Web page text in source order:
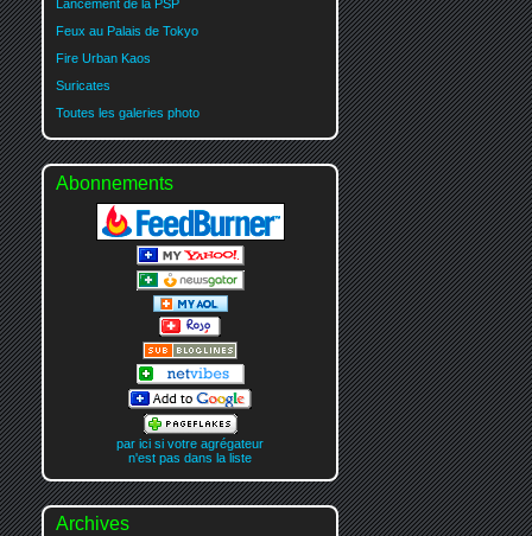
Lancement de la PSP
Feux au Palais de Tokyo
Fire Urban Kaos
Suricates
Toutes les galeries photo
Abonnements
par ici si votre agrégateur
n'est pas dans la liste
Archives